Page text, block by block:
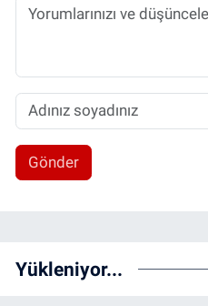
Gönder
Yükleniyor...